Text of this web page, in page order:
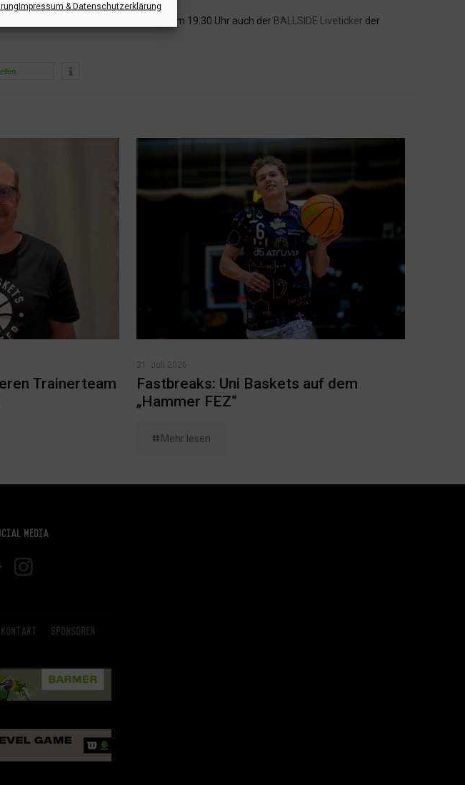
Impressum & Datenschutzerklärung
Wie gewohnt startet mit Spielbeginn um 19.30 Uhr auch der BALLSIDE Liveticker der
Trainerteam
31. Juli 2026
Fastbreaks: Uni Baskets auf dem
„Hammer FEZ“
Mehr lesen
Media
Kontakt Sponsoren